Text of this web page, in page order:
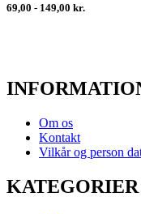
69,00 - 149,00 kr.
Om os
Kontakt
Vilkår og person
KATEGORIER